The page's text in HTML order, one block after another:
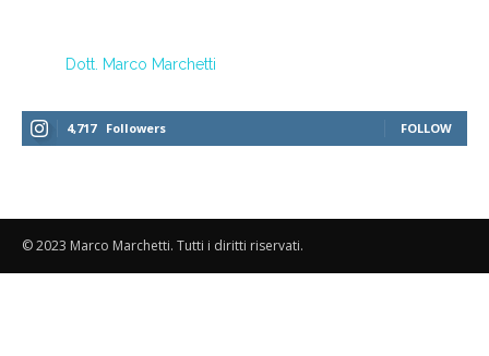
Dott. Marco Marchetti
4,717 Followers FOLLOW
© 2023 Marco Marchetti. Tutti i diritti riservati.